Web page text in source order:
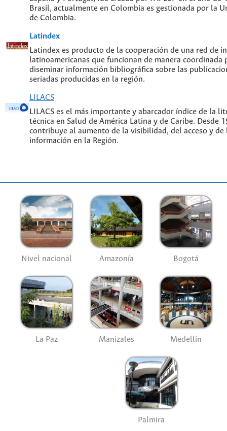
Brasil, actualmente en Colombia es gestionada por la
de Colombia.
Latindex
Latindex es producto de la cooperación de una red de
latinoamericanas que funcionan de manera coordinada
diseminar información bibliográfica sobre las
seriadas producidas en la región.
LILACS
LILACS es el más importante y abarcador índice de la
técnica en Salud de América Latina y de Caribe. Desde
contribuye al aumento de la visibilidad, del acceso y de
información en la Región.
Nivel nacional Amazonía Bogotá
La Paz Manizales Medellín
Palmira